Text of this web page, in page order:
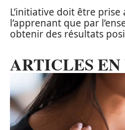
L’initiative doit être prise
l’apprenant que par
obtenir des résultats
ARTICLES